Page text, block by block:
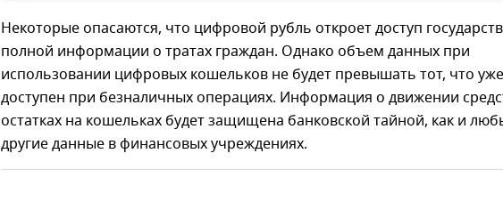
Некоторые опасаются, что цифровой рубль откроет доступ
полной информации о тратах граждан. Однако объем данных при
использовании цифровых кошельков не будет превышать тот, что уже
доступен при безналичных операциях. Информация о движении
остатках на кошельках будет защищена банковской тайной, как и
другие данные в финансовых учреждениях.